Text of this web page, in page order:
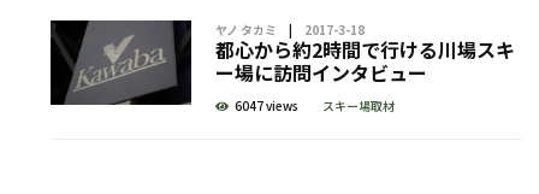
ヤノ タカミ 2017-3-18
都心から約2時間で行ける川場スキ
ー場に訪問インタビュー
6047 views スキー場取材